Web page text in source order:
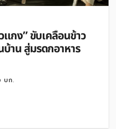
แกง” ขับเคลื่อนข้าว
บ้าน สู่มรดกอาหาร
บก.